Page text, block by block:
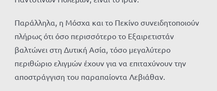
Παράλληλα, η Μόσχα και το Πεκίνο συνειδητοποιούν
πλήρως ότι όσο περισσότερο το Εξαιρετιστάν
βαλτώνει στη Δυτική Ασία, τόσο μεγαλύτερο
περιθώριο ελιγμών έχουν για να επιταχύνουν την
αποστράγγιση του παραπαίοντα Λεβιάθαν.